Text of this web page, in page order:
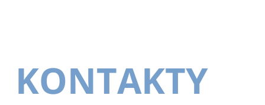
KONTAKTY